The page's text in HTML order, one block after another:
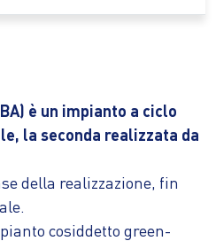
è un impianto a ciclo
la seconda realizzata da
della realizzazione, fin
cosiddetto green-